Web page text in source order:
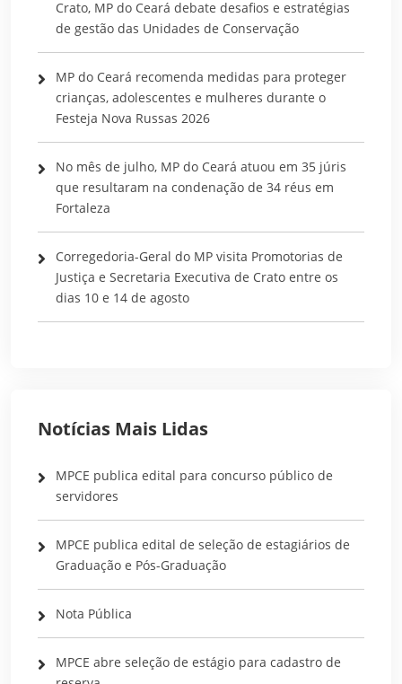
Crato, MP do Ceará debate desafios e estratégias
de gestão das Unidades de Conservação
MP do Ceará recomenda medidas para proteger
crianças, adolescentes e mulheres durante o
Festeja Nova Russas 2026
No mês de julho, MP do Ceará atuou em 35 júris
que resultaram na condenação de 34 réus em
Fortaleza
Corregedoria-Geral do MP visita Promotorias de
Justiça e Secretaria Executiva de Crato entre os
dias 10 e 14 de agosto
Notícias Mais Lidas
MPCE publica edital para concurso público de
servidores
MPCE publica edital de seleção de estagiários de
Graduação e Pós-Graduação
Nota Pública
MPCE abre seleção de estágio para cadastro de